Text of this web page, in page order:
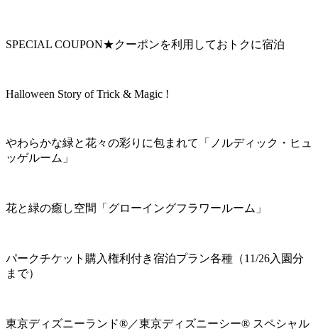
SPECIAL COUPON★クーポンを利用しておトクに宿泊
Halloween Story of Trick & Magic !
やわらかな緑と花々の彩りに包まれて「ノルディック・ヒュ
ッゲルーム」
花と緑の癒し空間「グローイングフラワールーム」
パークチケット購入権利付き宿泊プラン各種（11/26入園分
まで）
東京ディズニーランド®／東京ディズニーシー® スペシャル